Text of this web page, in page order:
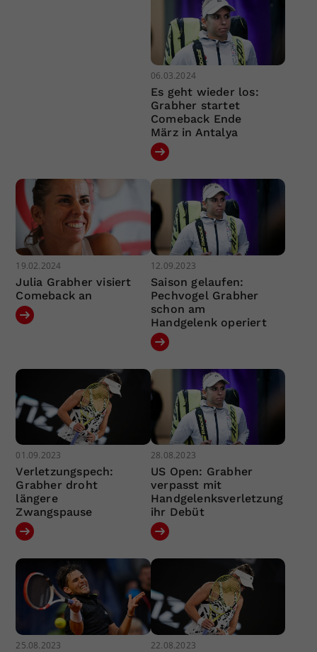
06.03.2024
Es geht wieder los:
Grabher startet
Comeback Ende
März in Antalya
19.02.2024
Julia Grabher visiert
Comeback an
12.09.2023
Saison gelaufen:
Pechvogel Grabher
schon am
Handgelenk operiert
01.09.2023
Verletzungspech:
Grabher droht
längere
Zwangspause
28.08.2023
US Open: Grabher
verpasst mit
Handgelenksverletzung
ihr Debüt
25.08.2023 22.08.2023